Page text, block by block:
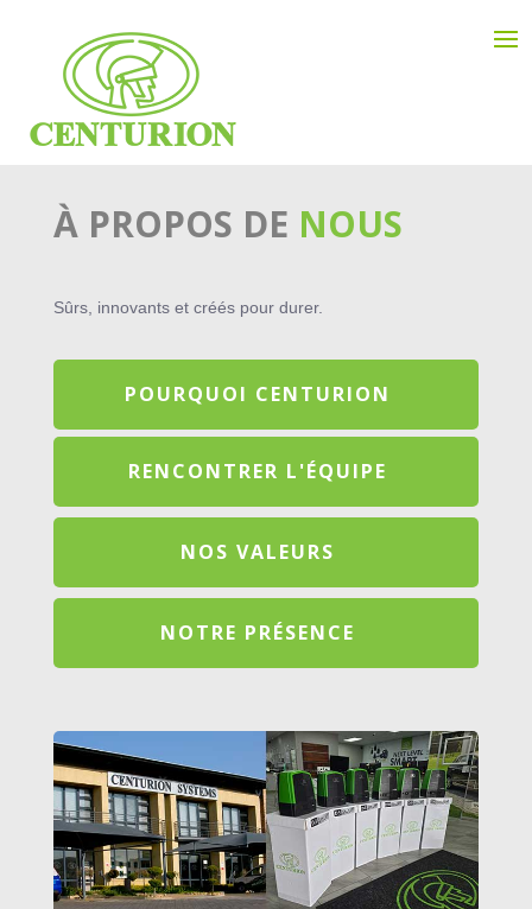
À PROPOS DE NOUS
Sûrs, innovants et créés pour durer.​
POURQUOI CENTURION
RENCONTRER L'ÉQUIPE
NOS VALEURS
NOTRE PRÉSENCE